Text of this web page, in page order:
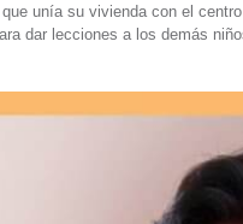
unía su vivienda con el
dar lecciones a los demás